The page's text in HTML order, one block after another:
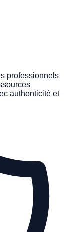
professionnels
authenticité et